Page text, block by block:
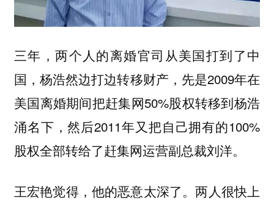
三年，两个人的离婚官司从美国打到了中
国，杨浩然边打边转移财产，先是2009年在
美国离婚期间把赶集网50%股权转移到杨浩
涌名下，然后2011年又把自己拥有的100%
股权全部转给了赶集网运营副总裁刘洋。
王宏艳觉得，他的恶意太深了。两人很快上